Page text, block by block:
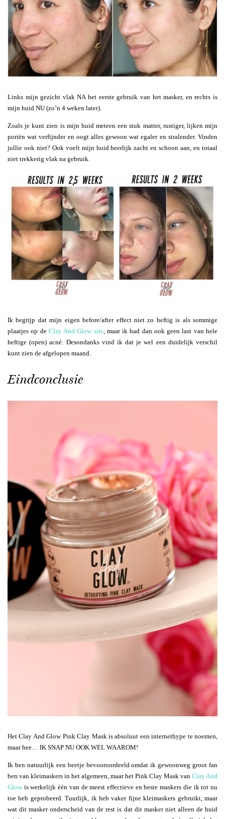
Links mijn gezicht vlak NA het eerste gebruik van het masker, en rechts is
mijn huid NU (zo’n 4 weken later).
Zoals je kunt zien is mijn huid meteen een stuk matter, rustiger, lijken mijn
poriën wat verfijnder en oogt alles gewoon wat egaler en stralender. Vinden
jullie ook niet? Ook voelt mijn huid heerlijk zacht en schoon aan, en totaal
niet trekkerig vlak na gebruik.
Ik begrijp dat mijn eigen before/after effect niet zo heftig is als sommige
plaatjes op de Clay And Glow site, maar ik had dan ook geen last van hele
heftige (open) acné. Desondanks vind ik dat je wel een duidelijk verschil
kunt zien de afgelopen maand.
Eindconclusie
Het Clay And Glow Pink Clay Mask is absoluut een internethype te noemen,
maar hee… IK SNAP NU OOK WEL WAAROM!
Ik ben natuurlijk een beetje bevooroordeeld omdat ik gewoonweg groot fan
ben van kleimaskers in het algemeen, maar het Pink Clay Mask van Clay And
Glowis werkelijk één van de meest effectieve en beste maskers die ik tot nu
toe heb geprobeerd. Tuurlijk, ik heb vaker fijne kleimaskers gebruikt, maar
wat dit masker onderscheid van de rest is dat dit masker niet alleen de huid